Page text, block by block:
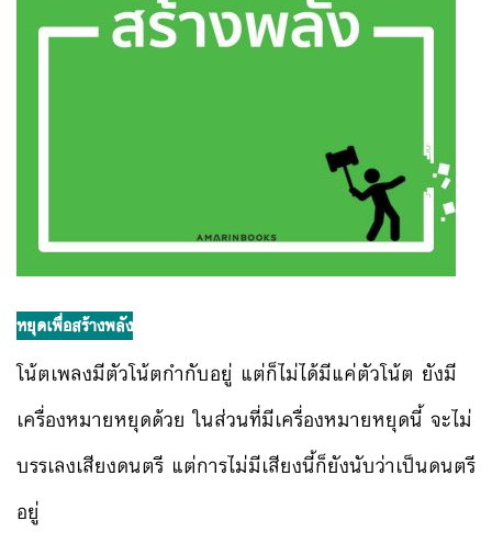
หยุดเพื่อสร้างพลัง
โน้ตเพลงมีตัวโน้ตกำกับอยู่ แต่ก็ไม่ได้มีแค่ตัวโน้ต ยังมี
เครื่องหมายหยุดด้วย ในส่วนที่มีเครื่องหมายหยุดนี้ จะไม่
บรรเลงเสียงดนตรี แต่การไม่มีเสียงนี้ก็ยังนับว่าเป็นดนตรี
อยู่